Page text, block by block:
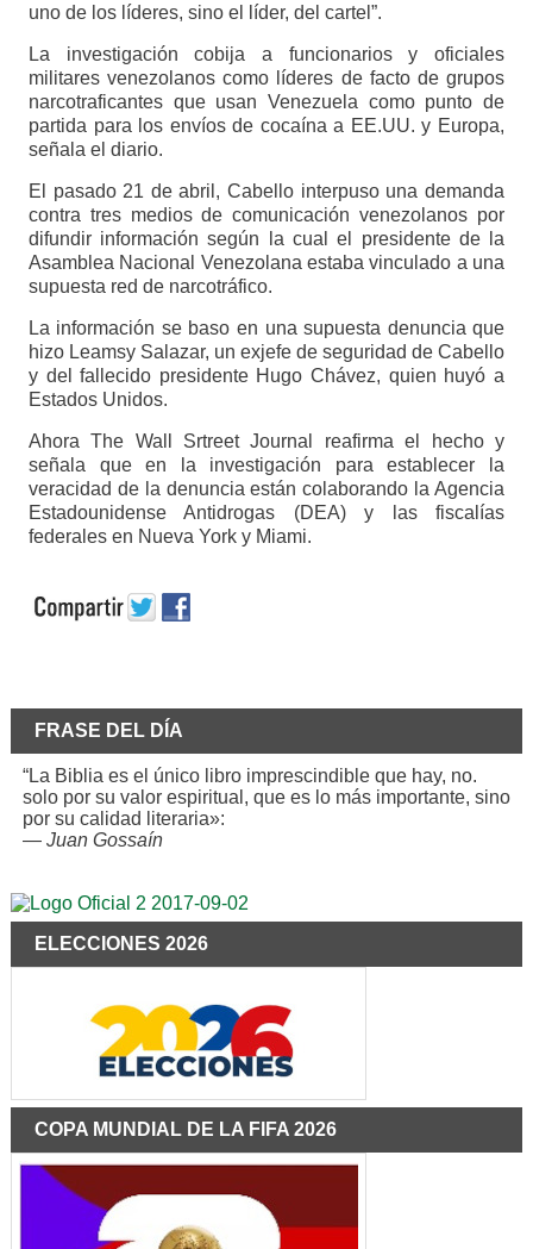
uno de los líderes, sino el líder, del cartel”.
La investigación cobija a funcionarios y oficiales
militares venezolanos como líderes de facto de grupos
narcotraficantes que usan Venezuela como punto de
partida para los envíos de cocaína a EE.UU. y Europa,
señala el diario.
El pasado 21 de abril, Cabello interpuso una demanda
contra tres medios de comunicación venezolanos por
difundir información según la cual el presidente de la
Asamblea Nacional Venezolana estaba vinculado a una
supuesta red de narcotráfico.
La información se baso en una supuesta denuncia que
hizo Leamsy Salazar, un exjefe de seguridad de Cabello
y del fallecido presidente Hugo Chávez, quien huyó a
Estados Unidos.
Ahora The Wall Srtreet Journal reafirma el hecho y
señala que en la investigación para establecer la
veracidad de la denuncia están colaborando la Agencia
Estadounidense Antidrogas (DEA) y las fiscalías
federales en Nueva York y Miami.
FRASE DEL DÍA
“La Biblia es el único libro imprescindible que hay, no.
solo por su valor espiritual, que es lo más importante, sino
por su calidad literaria»:
— Juan Gossaín
ELECCIONES 2026
COPA MUNDIAL DE LA FIFA 2026